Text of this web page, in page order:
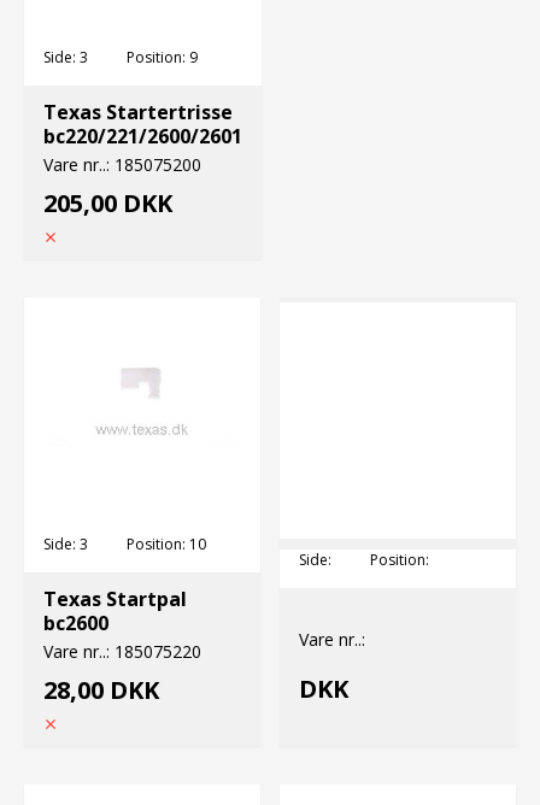
Side: 3 Position: 9
Texas Startertrisse
bc220/221/2600/2601
Vare nr..: 185075200
205,00 DKK
Side: 3 Position: 10
Texas Startpal
bc2600
Vare nr..: 185075220
28,00 DKK
Side: Position:
Vare nr..:
DKK